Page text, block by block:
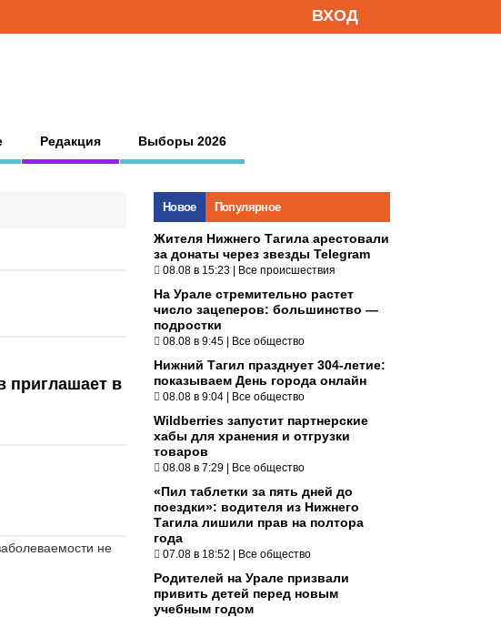
ВХОД
Редакция Выборы 2026
приглашает в
не
Новое Популярное
Жителя Нижнего Тагила арестовали
за донаты через звезды Telegram
08.08 в 15:23 | Все происшествия
На Урале стремительно растет
число зацеперов: большинство —
подростки
08.08 в 9:45 | Все общество
Нижний Тагил празднует 304-летие:
показываем День города онлайн
08.08 в 9:04 | Все общество
Wildberries запустит партнерские
хабы для хранения и отгрузки
товаров
08.08 в 7:29 | Все общество
«Пил таблетки за пять дней до
поездки»: водителя из Нижнего
Тагила лишили прав на полтора
года
07.08 в 18:52 | Все общество
Родителей на Урале призвали
привить детей перед новым
учебным годом